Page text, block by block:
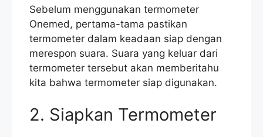
Sebelum menggunakan termometer
Onemed, pertama-tama pastikan
termometer dalam keadaan siap dengan
merespon suara. Suara yang keluar dari
termometer tersebut akan memberitahu
kita bahwa termometer siap digunakan.
2. Siapkan Termometer